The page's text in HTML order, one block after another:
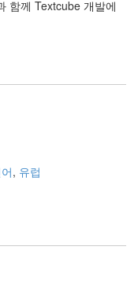
함께 Textcube 개발에
, 유럽